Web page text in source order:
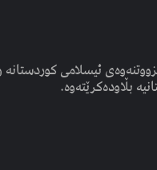
ئیسلامی
بڵاودەکرێتەوە.